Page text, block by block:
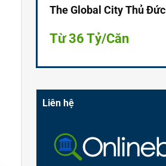
The Global City Thủ Đức
Từ 36 Tỷ/Căn
Liên hệ